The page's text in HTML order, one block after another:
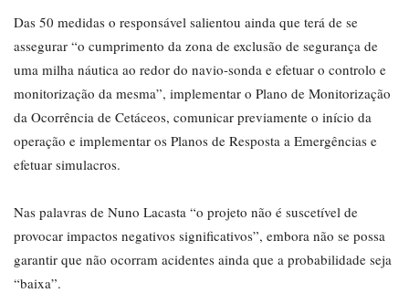
Das 50 medidas o responsável salientou ainda que terá de se
assegurar “o cumprimento da zona de exclusão de segurança de
uma milha náutica ao redor do navio-sonda e efetuar o controlo e
monitorização da mesma”, implementar o Plano de Monitorização
da Ocorrência de Cetáceos, comunicar previamente o início da
operação e implementar os Planos de Resposta a Emergências e
efetuar simulacros.
Nas palavras de Nuno Lacasta “o projeto não é suscetível de
provocar impactos negativos significativos”, embora não se possa
garantir que não ocorram acidentes ainda que a probabilidade seja
“baixa”.